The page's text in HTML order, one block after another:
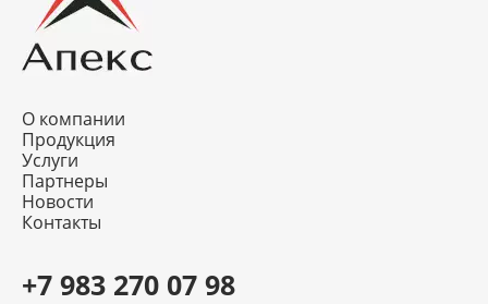
О компании
Продукция
Услуги
Партнеры
Новости
Контакты
+7 983 270 07 98